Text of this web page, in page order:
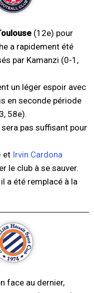
(12e) pour
a rapidement été
par Kamanzi (0-1,
un léger espoir avec
en seconde période
58e).
pas suffisant pour
et Irvin Cardona
le club à se sauver.
a été remplacé à la
face au dernier,